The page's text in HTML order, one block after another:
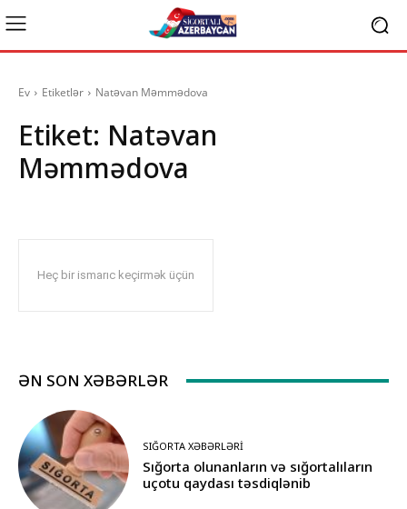
Ev Etiketlər Natəvan Məmmədova
Etiket: Natəvan
Məmmədova
Heç bir ismarıc keçirmək üçün
ƏN SON XƏBƏRLƏR
SIĞORTA XƏBƏRLƏRI
Sığorta olunanların və sığortalıların
uçotu qaydası təsdiqlənib